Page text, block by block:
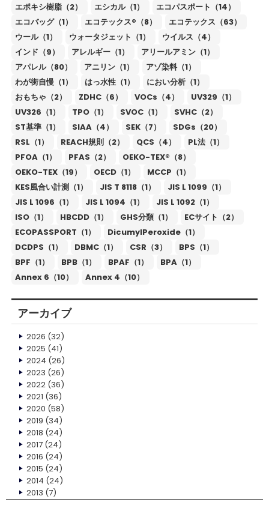
エポキシ樹脂（2）
エシカル（1）
エコパスポート（14）
エコバッグ（1）
エコテックス®（8）
エコテックス（63）
ウール（1）
ウォータジェット（1）
ウイルス（4）
インド（9）
アレルギー（1）
アリールアミン（1）
アパレル（80）
アニリン（1）
アゾ染料（1）
わが街自慢（1）
はっ水性（1）
におい分析（1）
おもちゃ（2）
ZDHC（6） VOCs（4）
UV329（1）
UV326（1）
TPO（1） SVOC（1）
SVHC（2）
ST基準（1）
SIAA（4） SEK（7）
SDGs（20）
RSL（1）
REACH規則（2） QCS（4）
PL法（1）
PFOA（1）
PFAS（2）
OEKO-TEX®（8）
OEKO-TEX（19）
OECD（1）
MCCP（1）
KES風合い計測（1）
JIS T 8118（1）
JIS L 1099（1）
JIS L 1096（1）
JIS L 1094（1）
JIS L 1092（1）
ISO（1）
HBCDD（1） GHS分類（1）
ECサイト（2）
ECOPASSPORT（1）
DicumylPeroxide（1）
DCDPS（1）
DBMC（1） CSR（3）
BPS（1）
BPF（1）
BPB（1） BPAF（1）
BPA（1）
Annex 6（10）
Annex 4（10）
アーカイブ
2026 (32)
2025 (41)
2024 (26)
2023 (26)
2022(36)
2021 (36)
2020 (58)
2019 (34)
2018 (24)
2017(24)
2016 (24)
2015 (24)
2014 (24)
2013 (7)